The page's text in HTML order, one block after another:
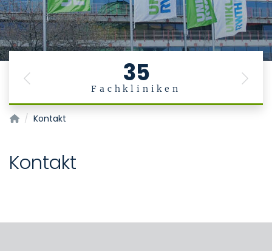
35
Fachkliniken
Previous Next
ANS Ambulanz
Kontakt
Kontakt